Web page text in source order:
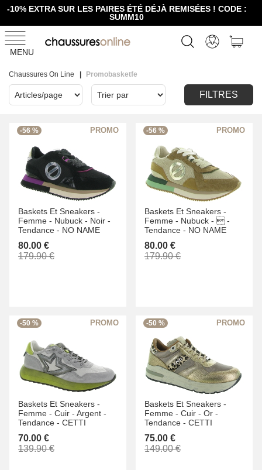
-10% EXTRA SUR LES PAIRES ÉTÉ DÉJÀ REMISÉES ! CODE :
SUMM10
MENU
Chaussures On Line Promobasketfe
FILTRES
-56 %
Baskets Et Sneakers -
Femme - Nubuck - Noir -
Tendance - NO NAME
80.00 €
179.90 €
-56 %
Baskets Et Sneakers -
Femme - Nubuck -  -
Tendance - NO NAME
80.00 €
179.90 €
-50 %
Baskets Et Sneakers -
Femme - Cuir - Argent -
Tendance - CETTI
70.00 €
139.90 €
-50 %
Baskets Et Sneakers -
Femme - Cuir - Or -
Tendance - CETTI
75.00 €
149.00 €